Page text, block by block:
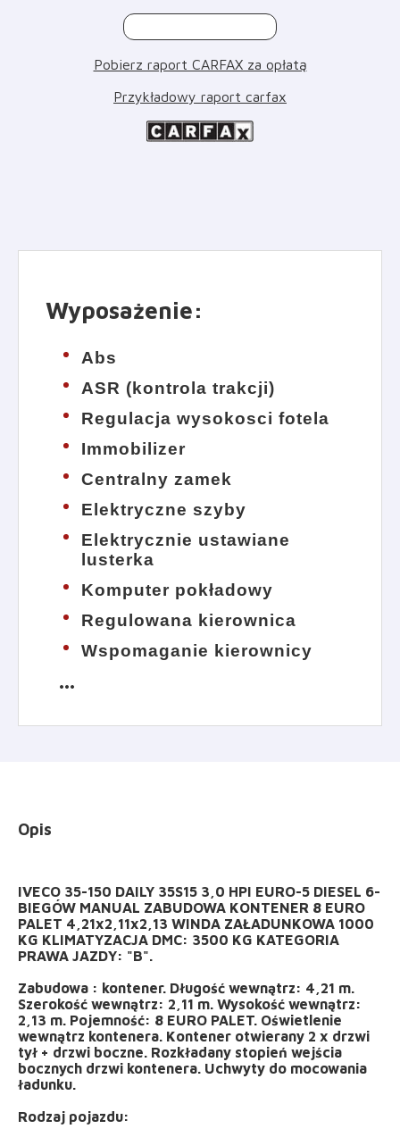
Pobierz raport CARFAX za opłatą
Przykładowy raport carfax
Wyposażenie:
Abs
ASR (kontrola trakcji)
Regulacja wysokosci fotela
Immobilizer
Centralny zamek
Elektryczne szyby
Elektrycznie ustawiane
lusterka
Komputer pokładowy
Regulowana kierownica
Wspomaganie kierownicy
more_horiz
Opis
IVECO 35-150 DAILY 35S15 3,0 HPI EURO-5 DIESEL 6-
BIEGÓW MANUAL ZABUDOWA KONTENER 8 EURO
PALET 4,21x2,11x2,13 WINDA ZAŁADUNKOWA 1000
KG KLIMATYZACJA DMC: 3500 KG KATEGORIA
PRAWA JAZDY: "B".
Zabudowa : kontener. Długość wewnątrz: 4,21 m.
Szerokość wewnątrz: 2,11 m. Wysokość wewnątrz:
2,13 m. Pojemność: 8 EURO PALET. Oświetlenie
wewnątrz kontenera. Kontener otwierany 2 x drzwi
tył + drzwi boczne. Rozkładany stopień wejścia
bocznych drzwi kontenera. Uchwyty do mocowania
ładunku.
Rodzaj pojazdu: